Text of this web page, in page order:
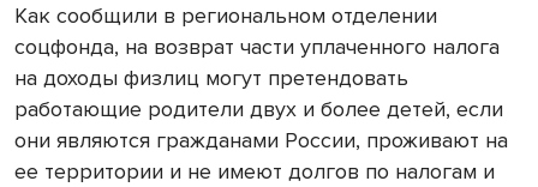
Как сообщили в региональном отделении
соцфонда, на возврат части уплаченного налога
на доходы физлиц могут претендовать
работающие родители двух и более детей, если
они являются гражданами России, проживают на
ее территории и не имеют долгов по налогам и